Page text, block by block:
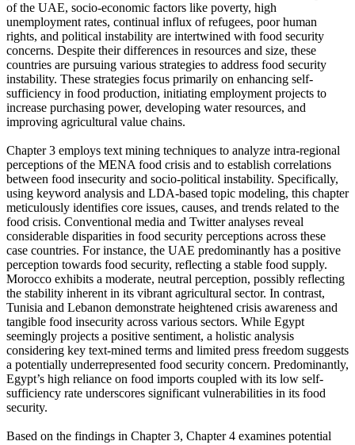
of the UAE, socio-economic factors like poverty, high
unemployment rates, continual influx of refugees, poor human
rights, and political instability are intertwined with food security
concerns. Despite their differences in resources and size, these
countries are pursuing various strategies to address food security
instability. These strategies focus primarily on enhancing self-
sufficiency in food production, initiating employment projects to
increase purchasing power, developing water resources, and
improving agricultural value chains.
Chapter 3 employs text mining techniques to analyze intra-regional
perceptions of the MENA food crisis and to establish correlations
between food insecurity and socio-political instability. Specifically,
using keyword analysis and LDA-based topic modeling, this chapter
meticulously identifies core issues, causes, and trends related to the
food crisis. Conventional media and Twitter analyses reveal
considerable disparities in food security perceptions across these
case countries. For instance, the UAE predominantly has a positive
perception towards food security, reflecting a stable food supply.
Morocco exhibits a moderate, neutral perception, possibly reflecting
the stability inherent in its vibrant agricultural sector. In contrast,
Tunisia and Lebanon demonstrate heightened crisis awareness and
tangible food insecurity across various sectors. While Egypt
seemingly projects a positive sentiment, a holistic analysis
considering key text-mined terms and limited press freedom suggests
a potentially underrepresented food security concern. Predominantly,
Egypt’s high reliance on food imports coupled with its low self-
sufficiency rate underscores significant vulnerabilities in its food
security.
Based on the findings in Chapter 3, Chapter 4 examines potential